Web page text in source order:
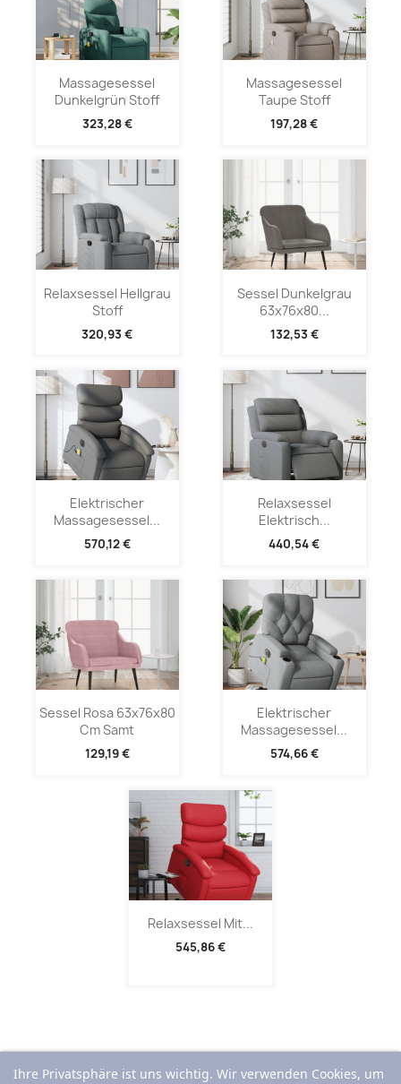
Massagesessel
Dunkelgrün Stoff
323,28 €
Massagesessel
Taupe Stoff
197,28 €
Relaxsessel Hellgrau
Stoff
320,93 €
Sessel Dunkelgrau
63x76x80...
132,53 €
Elektrischer
Massagesessel...
570,12 €
Relaxsessel
Elektrisch...
440,54 €
Sessel Rosa 63x76x80
Cm Samt
129,19 €
Elektrischer
Massagesessel...
574,66 €
Relaxsessel Mit...
545,86 €
Ihre Privatsphäre ist uns wichtig. Wir verwenden Cookies, um